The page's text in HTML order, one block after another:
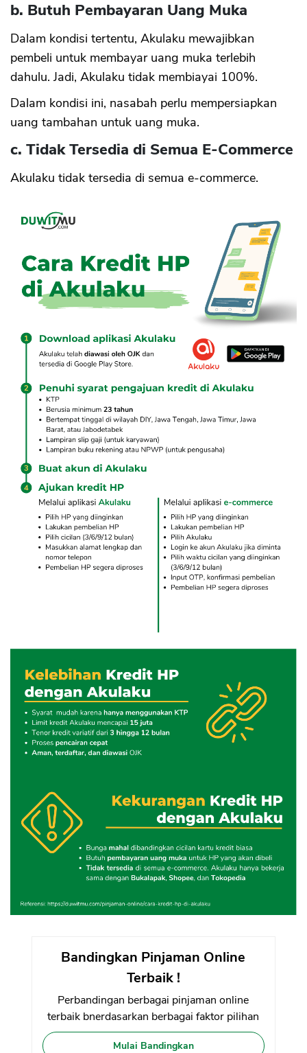
b. Butuh Pembayaran Uang Muka
Dalam kondisi tertentu, Akulaku mewajibkan
pembeli untuk membayar uang muka terlebih
dahulu. Jadi, Akulaku tidak membiayai 100%.
Dalam kondisi ini, nasabah perlu mempersiapkan
uang tambahan untuk uang muka.
c. Tidak Tersedia di Semua E-Commerce
Akulaku tidak tersedia di semua e-commerce.
Bandingkan Pinjaman Online
Terbaik !
Perbandingan berbagai pinjaman online
terbaik bnerdasarkan berbagai faktor pilihan
Mulai Bandingkan